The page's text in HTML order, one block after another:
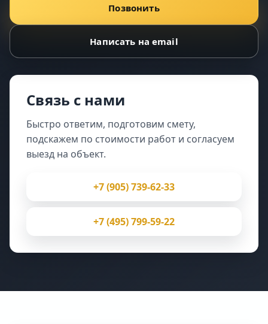
Позвонить
Написать на email
Связь с нами
Быстро ответим, подготовим смету,
подскажем по стоимости работ и согласуем
выезд на объект.
+7 (905) 739-62-33
+7 (495) 799-59-22